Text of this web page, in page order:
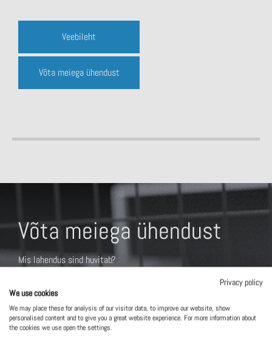
Veebileht
Võta meiega ühendust
Võta meiega ühendust
Mis lahendus sind huvitab?
Privacy policy
We use cookies
We may place these for analysis of our visitor data, to improve our website, show
personalised content and to give you a great website experience. For more information about
the cookies we use open the settings.